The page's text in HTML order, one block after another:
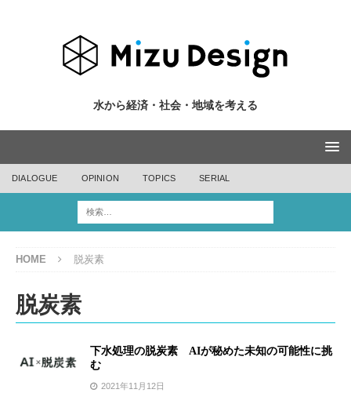
水から経済・社会・地域を考える
DIALOGUE OPINION TOPICS SERIAL
HOME 脱炭素
脱炭素
下水処理の脱炭素 AIが秘めた未知の可能性に挑
む
2021年11月12日